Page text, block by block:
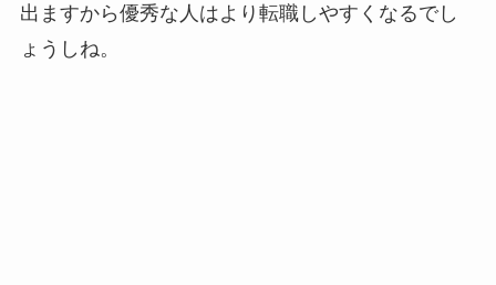
出ますから優秀な人はより転職しやすくなるでし
ょうしね。